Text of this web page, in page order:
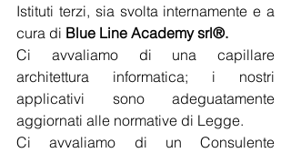
Istituti terzi, sia svolta internamente e a
cura di Blue Line Academy srl®.
Ci avvaliamo di una capillare
architettura informatica; i nostri
applicativi sono adeguatamente
aggiornati alle normative di Legge.
Ci avvaliamo di un Consulente